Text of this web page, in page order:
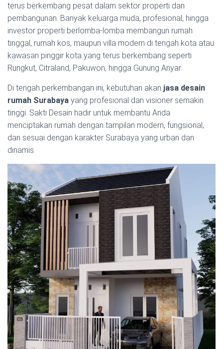
terus berkembang pesat dalam sektor properti dan
pembangunan. Banyak keluarga muda, profesional, hingga
investor properti berlomba-lomba membangun rumah
tinggal, rumah kos, maupun villa modern di tengah kota atau
kawasan pinggir kota yang terus berkembang seperti
Rungkut, Citraland, Pakuwon, hingga Gunung Anyar.
Di tengah perkembangan ini, kebutuhan akan jasa desain
rumah Surabaya yang profesional dan visioner semakin
tinggi. Sakti Desain hadir untuk membantu Anda
menciptakan rumah dengan tampilan modern, fungsional,
dan sesuai dengan karakter Surabaya yang urban dan
dinamis.